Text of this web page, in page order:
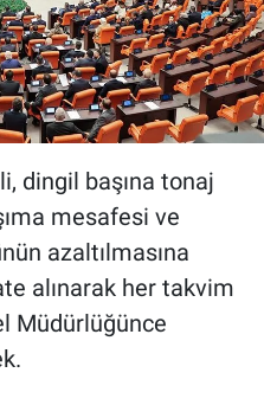
dingil başına tonaj
mesafesi ve
azaltılmasına
alınarak her takvim
Müdürlüğünce